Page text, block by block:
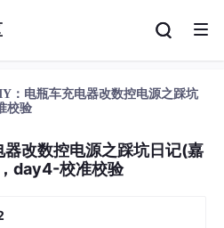
：电瓶车充电器改数控电源之踩坑
校验
改数控电源之踩坑日记(嘉
day4-校准校验